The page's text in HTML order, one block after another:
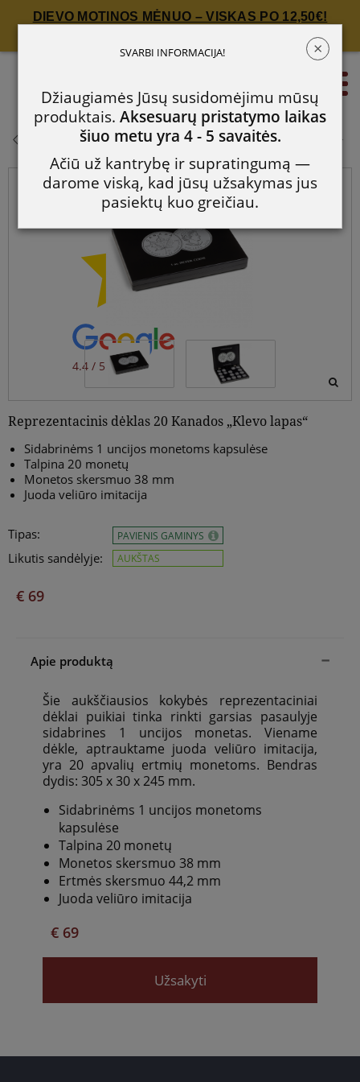
DIEVO MOTINOS MĖNUO – VISKAS PO 12,50€!
4.4 / 5
Reprezentacinis dėklas 20 Kanados
„Klevo lapas“
Reprezentacinis dėklas 20 Kanados „Klevo lapas“
Sidabrinėms 1 uncijos monetoms kapsulėse
Talpina 20 monetų
Monetos skersmuo 38 mm
Juoda veliūro imitacija
Tipas:
Likutis sandėlyje:
PAVIENIS GAMINYS
AUKŠTAS
€ 69
Apie produktą
Šie aukščiausios kokybės reprezentaciniai
dėklai puikiai tinka rinkti garsias pasaulyje
sidabrines 1 uncijos monetas. Viename
dėkle, aptrauktame juoda veliūro imitacija,
yra 20 apvalių ertmių monetoms. Bendras
dydis: 305 x 30 x 245 mm.
Sidabrinėms 1 uncijos monetoms
kapsulėse
Talpina 20 monetų
Monetos skersmuo 38 mm
Ertmės skersmuo 44,2 mm
Juoda veliūro imitacija
€ 69
Užsakyti
Reprezentacinis dėklas 20 ×
SVARBI INFORMACIJA!
Džiaugiamės Jūsų susidomėjimu mūsų
produktais. Aksesuarų pristatymo laikas
šiuo metu yra 4 - 5 savaitės.
Ačiū už kantrybę ir supratingumą —
darome viską, kad jūsų užsakymas jus
pasiektų kuo greičiau.